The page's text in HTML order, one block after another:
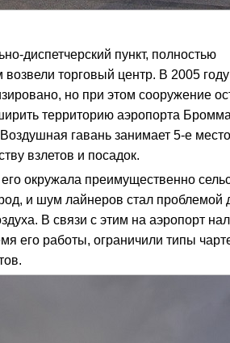
диспетчерский пункт, полностью
торговый центр. В 2005
но при этом сооружение
территорию аэропорта
гавань занимает 5-е
взлетов и посадок.
окружала преимущественно
и шум лайнеров стал проблемой
В связи с этим на аэропорт
его работы, ограничили типы